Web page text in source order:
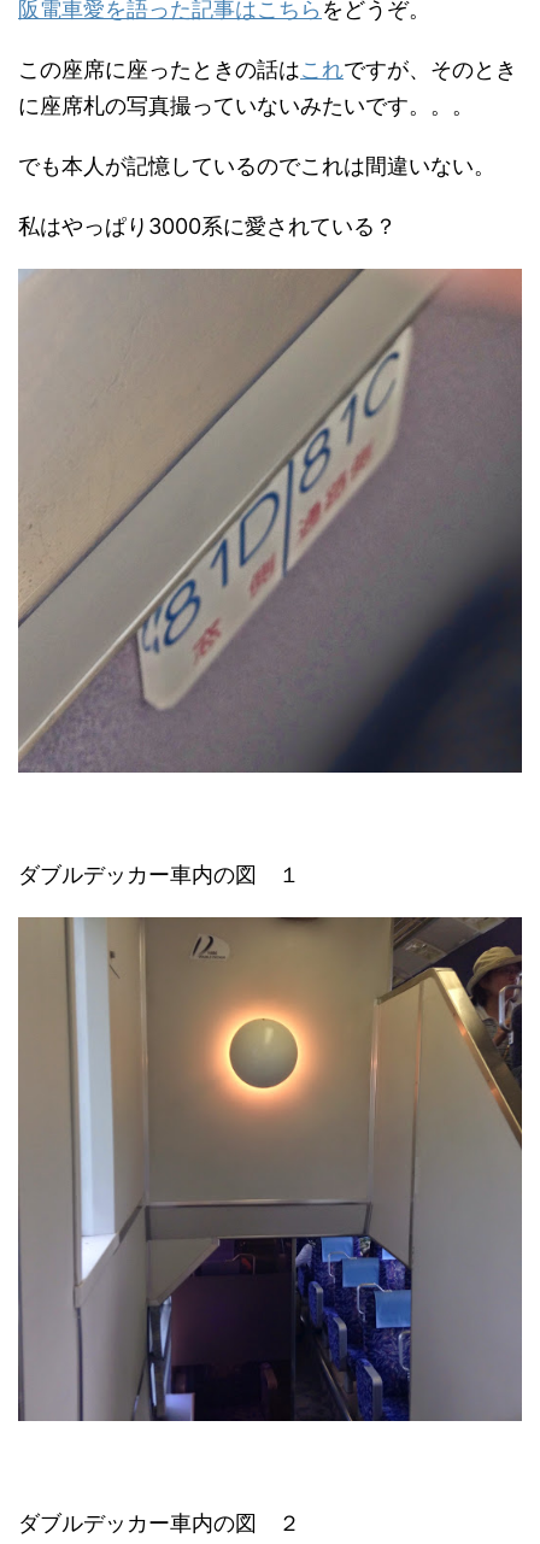
阪電車愛を語った記事はこちら をどうぞ。
この座席に座ったときの話はこれですが、そのとき
に座席札の写真撮っていないみたいです。。。
でも本人が記憶しているのでこれは間違いない。
私はやっぱり3000系に愛されている？
ダブルデッカー車内の図 １
ダブルデッカー車内の図 ２